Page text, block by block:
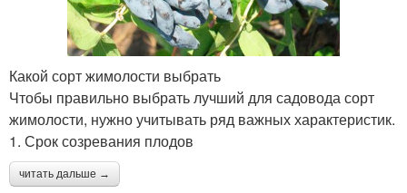
Какой сорт жимолости выбрать
Чтобы правильно выбрать лучший для садовода сорт
жимолости, нужно учитывать ряд важных характеристик.
1. Срок созревания плодов
читать дальше →